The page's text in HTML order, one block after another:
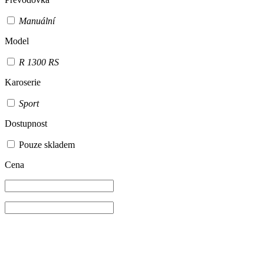
Manuální
Model
R 1300 RS
Karoserie
Sport
Dostupnost
Pouze skladem
Cena